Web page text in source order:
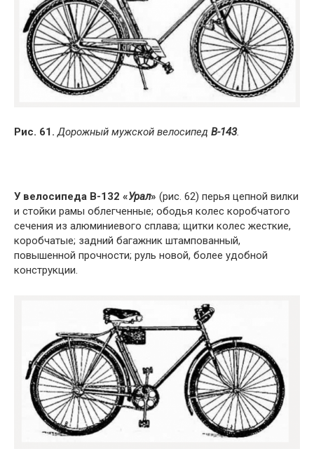
Рис. 61. Дорожный мужской велосипед В-143.
У велосипеда В-132 «Урал» (рис. 62) перья цепной вилки
и стойки рамы облегченные; ободья колес коробчатого
сечения из алюминиевого сплава; щитки колес жесткие,
коробчатые; задний багажник штампованный,
повышенной прочности; руль новой, более удобной
конструкции.